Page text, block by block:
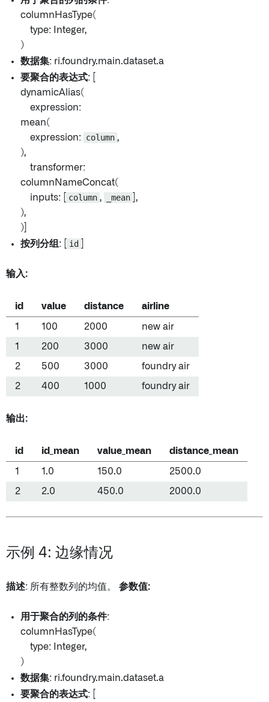
columnHasType(
type: Integer,
)
数据集: ri.foundry.main.dataset.a
要聚合的表达式: [
dynamicAlias(
expression:
mean(
expression: column ,
),
transformer:
columnNameConcat(
inputs: [
column , _mean ],
),
)]
按列分组 : [ id
输入:
id value distance airline
1 100 2000 new air
1 200 3000 new air
2 500 3000 foundry air
2 400 1000 foundry air
输出:
id id_mean value_mean distance_mean
1 1.0 150.0 2500.0
2 2.0 450.0 2000.0
示例 4: 边缘情况
描述: 所有整数列的均值。 参数值:
用于聚合的列的条件:
columnHasType(
type: Integer,
)
数据集: ri.foundry.main.dataset.a
要聚合的表达式: [